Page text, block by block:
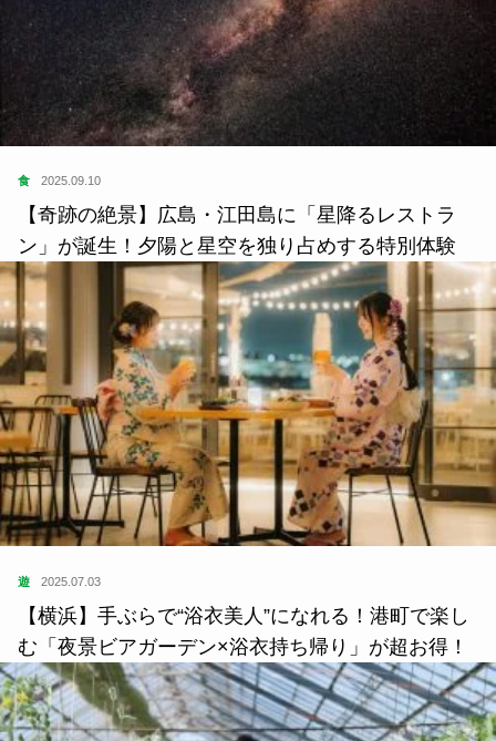
食 2025.09.10
【奇跡の絶景】広島・江田島に「星降るレストラ
ン」が誕生！夕陽と星空を独り占めする特別体験
遊 2025.07.03
【横浜】手ぶらで“浴衣美人”になれる！港町で楽し
む「夜景ビアガーデン×浴衣持ち帰り」が超お得！